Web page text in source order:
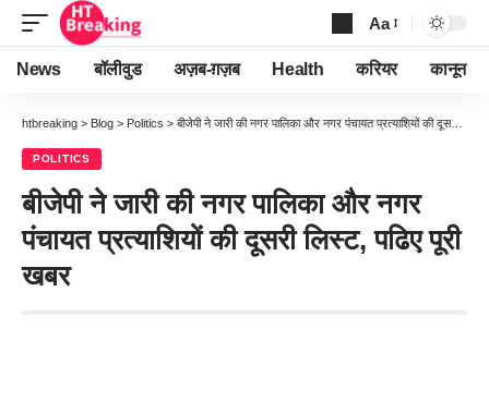
Font
Resizer
Aa
News बॉलीवुड अज़ब-ग़ज़ब Health करियर कानून
htbreaking > Blog > Politics > बीजेपी ने जारी की नगर पालिका और नगर पंचायत प्रत्याशियों की दूसरी लिस्ट, पढिए पूरी खबर
POLITICS
बीजेपी ने जारी की नगर पालिका और नगर
पंचायत प्रत्याशियों की दूसरी लिस्ट, पढिए पूरी
खबर